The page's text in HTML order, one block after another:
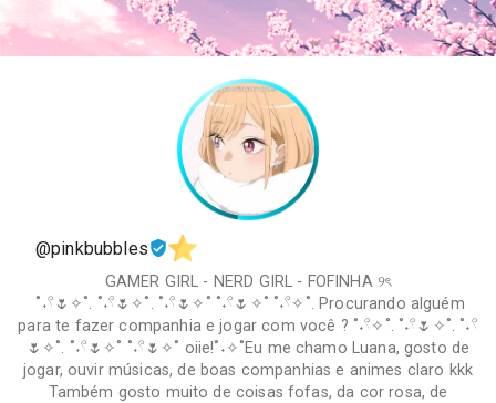
@pinkbubbles
GAMER GIRL - NERD GIRL - FOFINHA ୨ৎ
para te fazer companhia e jogar com você ? ˚˖𓍢✧˚. ˚˖𓍢🌷✧˚. ˚˖𓍢
🌷✧˚. ˚˖𓍢🌷✧˚ ˚˖𓍢🌷✧˚ oiie!˚˖✧˚Eu me chamo Luana, gosto de
jogar, ouvir músicas, de boas companhias e animes claro kkk
Também gosto muito de coisas fofas, da cor rosa, de